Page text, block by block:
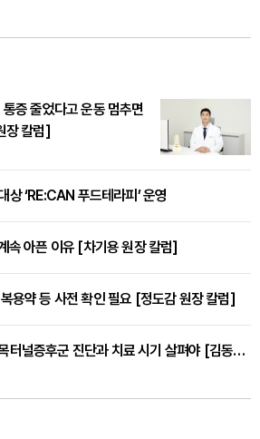
증 줄었다고 운동 멈추면
장 칼럼]
상 ‘RE:CAN 푸드테라피’ 운영
속 아픈 이유 [차기용 원장 칼럼]
용약 등 사전 확인 필요 [정도감 원장 칼럼]
손 저림 반복된다면 손목터널증후군 진단과 치료 시기 살펴야 [김동현 원장 칼럼]